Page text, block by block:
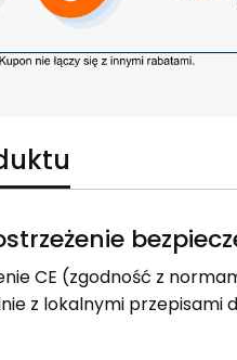
CE (zgodność z
z lokalnymi przepisami